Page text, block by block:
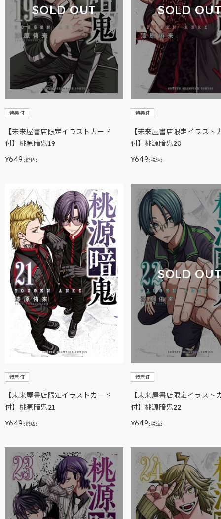
SOLD OUT
特典付
【未来屋書店限定イラストカード
付】桃源暗鬼19
¥649 (税込)
SOLD
特典付
【未来屋書店限定イラスト
付】桃源暗鬼20
¥649(税込)
特典付
【未来屋書店限定イラストカード
付】桃源暗鬼21
¥649 (税込)
SOLD
特典付
【未来屋書店限定イラスト
付】桃源暗鬼22
¥649(税込)